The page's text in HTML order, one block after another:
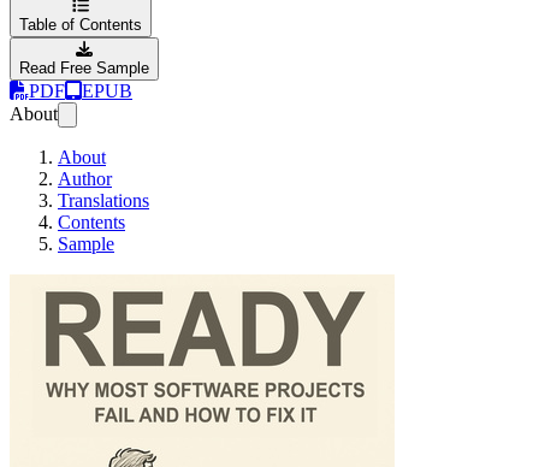
Table of Contents
Read Free Sample
PDF
EPUB
About
About
Author
Translations
Contents
Sample